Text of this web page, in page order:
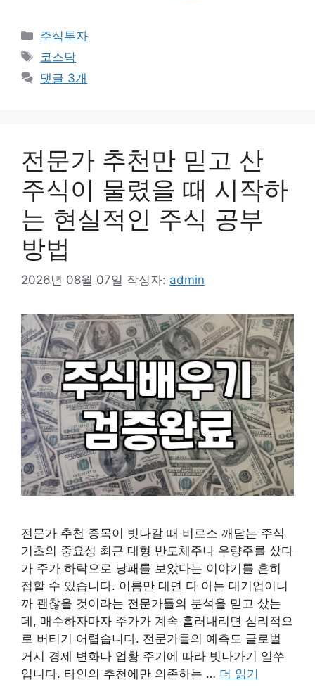
카
테
리
주식투자
태
그
코스닥
댓글 3개
전문가 추천만 믿고 산
주식이 물렸을 때 시작하
는 현실적인 주식 공부
방법
2026년 08월 07일 작성자: admin
전문가 추천 종목이 빗나갈 때 비로소 깨닫는 주식
기초의 중요성 최근 대형 반도체주나 우량주를 샀다
가 주가 하락으로 낭패를 보았다는 이야기를 흔히
접할 수 있습니다. 이름만 대면 다 아는 대기업이니
까 괜찮을 것이라는 전문가들의 분석을 믿고 샀는
데, 매수하자마자 주가가 계속 흘러내리면 심리적으
로 버티기 어렵습니다. 전문가들의 예측도 글로벌
거시 경제 변화나 업황 주기에 따라 빗나가기 일쑤
입니다. 타인의 추천에만 의존하는 … 더 읽기